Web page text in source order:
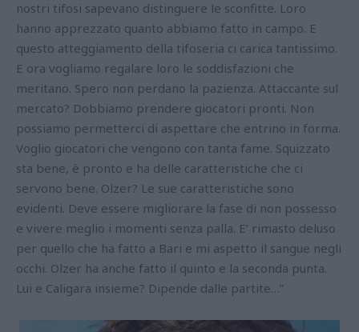
nostri tifosi sapevano distinguere le sconfitte. Loro
hanno apprezzato quanto abbiamo fatto in campo. E
questo atteggiamento della tifoseria ci carica tantissimo.
E ora vogliamo regalare loro le soddisfazioni che
meritano. Spero non perdano la pazienza. Attaccante sul
mercato? Dobbiamo prendere giocatori pronti. Non
possiamo permetterci di aspettare che entrino in forma.
Voglio giocatori che vengono con tanta fame. Squizzato
sta bene, è pronto e ha delle caratteristiche che ci
servono bene. Olzer? Le sue caratteristiche sono
evidenti. Deve essere migliorare la fase di non possesso
e vivere meglio i momenti senza palla. E’ rimasto deluso
per quello che ha fatto a Bari e mi aspetto il sangue negli
occhi. Olzer ha anche fatto il quinto e la seconda punta.
Lui e Caligara insieme? Dipende dalle partite…”